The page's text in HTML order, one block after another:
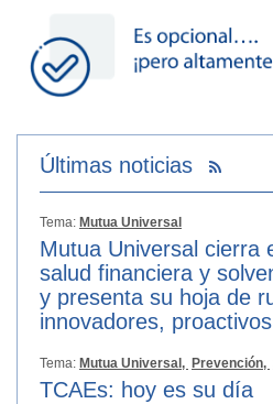
Últimas noticias
Tema: Mutua Universal
Mutua Universal cierra
salud financiera y
y presenta su hoja de
innovadores,
Tema: Mutua Universal, Prevención,
TCAEs: hoy es su día